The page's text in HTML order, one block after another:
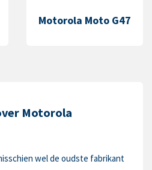
Motorola Moto G47
Motorola
wel de oudste fabrikant